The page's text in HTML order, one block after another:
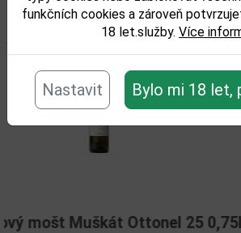
funkčních cookies a zároveň
18 let.služby. Více
Nastavit Bylo mi 18 let,
Související zboží
25 0,75l